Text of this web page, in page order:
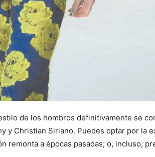
de los hombros definitivamente se
y Christian Siriano. Puedes optar por la
remonta a épocas pasadas; o, incluso,